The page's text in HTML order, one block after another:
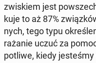
zwi­skiem jest
ku­je to aż 87%
nych, tego typu
ra­ża­nie uczuć za
po­tli­we, kiedy